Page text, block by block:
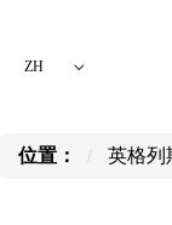
ZH
位置： 英格列